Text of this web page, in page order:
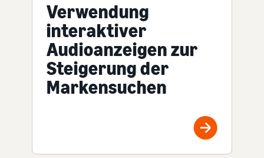
Verwendung
interaktiver
Audioanzeigen zur
Steigerung der
Markensuchen